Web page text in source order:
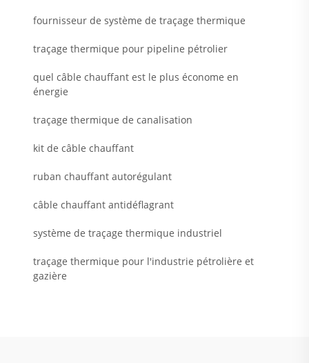
fournisseur de système de traçage thermique
traçage thermique pour pipeline pétrolier
quel câble chauffant est le plus économe en
énergie
traçage thermique de canalisation
kit de câble chauffant
ruban chauffant autorégulant
câble chauffant antidéflagrant
système de traçage thermique industriel
traçage thermique pour l'industrie pétrolière et
gazière